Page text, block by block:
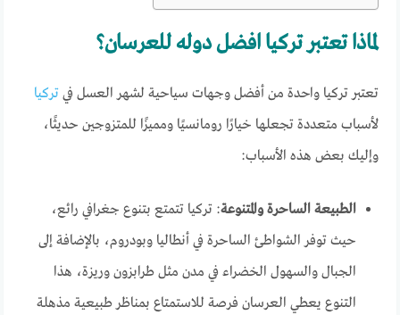
لماذا تعتبر تركيا افضل دوله للعرسان؟
تعتبر تركيا واحدة من أفضل وجهات سياحية لشهر العسل فيتركيا
لأسباب متعددة تجعلها خيارًا رومانسيًا ومميزًا للمتزوجين حديثًا،
وإليك بعض هذه الأسباب:
الطبيعة الساحرة والمتنوعة: تركيا تتمتع بتنوع جغرافي رائع،
حيث توفر الشواطئ الساحرة في أنطاليا وبودروم، بالإضافة إلى
الجبال والسهول الخضراء في مدن مثل طرابزون وريزة، هذا
التنوع يعطي العرسان فرصة للاستمتاع بمناظر طبيعية مذهلة